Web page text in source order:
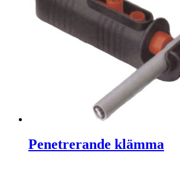
Penetrerande klämma